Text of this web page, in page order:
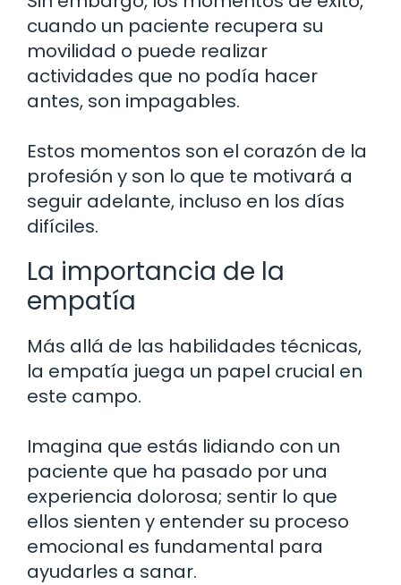
cuando un paciente recupera su
movilidad o puede realizar
actividades que no podía hacer
antes, son impagables.
Estos momentos son el corazón de la
profesión y son lo que te motivará a
seguir adelante, incluso en los días
difíciles.
La importancia de la
empatía
Más allá de las habilidades técnicas,
la empatía juega un papel crucial en
este campo.
Imagina que estás lidiando con un
paciente que ha pasado por una
experiencia dolorosa; sentir lo que
ellos sienten y entender su proceso
emocional es fundamental para
ayudarles a sanar.